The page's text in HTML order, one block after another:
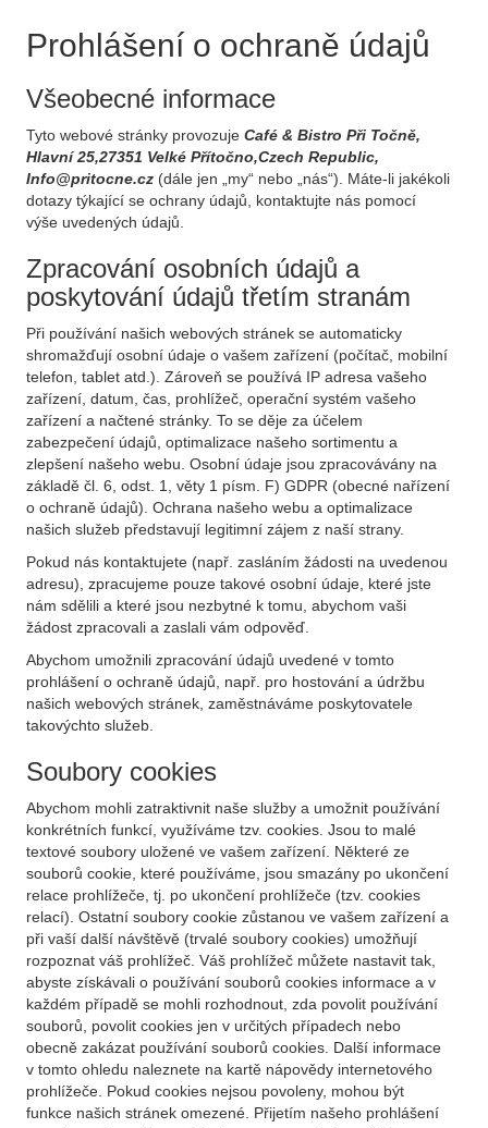
Prohlášení o ochraně údajů
Všeobecné informace
Tyto webové stránky provozuje Café & Bistro Při Točně,
Hlavní 25,27351 Velké Přítočno,Czech Republic,
Info@pritocne.cz (dále jen „my“ nebo „nás“). Máte-li jakékoli
dotazy týkající se ochrany údajů, kontaktujte nás pomocí
výše uvedených údajů.
Zpracování osobních údajů a
poskytování údajů třetím stranám
Při používání našich webových stránek se automaticky
shromažďují osobní údaje o vašem zařízení (počítač, mobilní
telefon, tablet atd.). Zároveň se používá IP adresa vašeho
zařízení, datum, čas, prohlížeč, operační systém vašeho
zařízení a načtené stránky. To se děje za účelem
zabezpečení údajů, optimalizace našeho sortimentu a
zlepšení našeho webu. Osobní údaje jsou zpracovávány na
základě čl. 6, odst. 1, věty 1 písm. F) GDPR (obecné nařízení
o ochraně údajů). Ochrana našeho webu a optimalizace
našich služeb představují legitimní zájem z naší strany.
Pokud nás kontaktujete (např. zasláním žádosti na uvedenou
adresu), zpracujeme pouze takové osobní údaje, které jste
nám sdělili a které jsou nezbytné k tomu, abychom vaši
žádost zpracovali a zaslali vám odpověď.
Abychom umožnili zpracování údajů uvedené v tomto
prohlášení o ochraně údajů, např. pro hostování a údržbu
našich webových stránek, zaměstnáváme poskytovatele
takovýchto služeb.
Soubory cookies
Abychom mohli zatraktivnit naše služby a umožnit používání
konkrétních funkcí, využíváme tzv. cookies. Jsou to malé
textové soubory uložené ve vašem zařízení. Některé ze
souborů cookie, které používáme, jsou smazány po ukončení
relace prohlížeče, tj. po ukončení prohlížeče (tzv. cookies
relací). Ostatní soubory cookie zůstanou ve vašem zařízení a
při vaší další návštěvě (trvalé soubory cookies) umožňují
rozpoznat váš prohlížeč. Váš prohlížeč můžete nastavit tak,
abyste získávali o používání souborů cookies informace a v
každém případě se mohli rozhodnout, zda povolit používání
souborů, povolit cookies jen v určitých případech nebo
obecně zakázat používání souborů cookies. Další informace
v tomto ohledu naleznete na kartě nápovědy internetového
prohlížeče. Pokud cookies nejsou povoleny, mohou být
funkce našich stránek omezené. Přijetím našeho prohlášení